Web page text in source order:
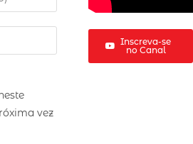
vez
Inscreva-se
no Canal